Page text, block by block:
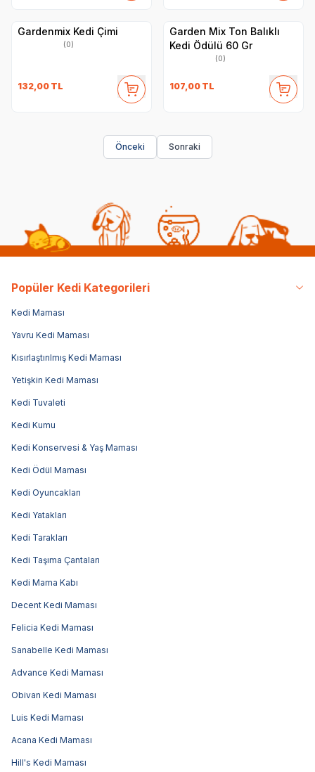
Gardenmix Kedi Çimi
(0)
132,00 TL
Garden Mix Ton Balıklı
Kedi Ödülü 60 Gr
(0)
107,00 TL
Önceki Sonraki
Popüler Kedi Kategorileri
Kedi Maması
Yavru Kedi Maması
Kısırlaştırılmış Kedi Maması
Yetişkin Kedi Maması
Kedi Tuvaleti
Kedi Kumu
Kedi Konservesi & Yaş Maması
Kedi Ödül Maması
Kedi Oyuncakları
Kedi Yatakları
Kedi Tarakları
Kedi Taşıma Çantaları
Kedi Mama Kabı
Decent Kedi Maması
Felicia Kedi Maması
Sanabelle Kedi Maması
Advance Kedi Maması
Obivan Kedi Maması
Luis Kedi Maması
Acana Kedi Maması
Hill's Kedi Maması